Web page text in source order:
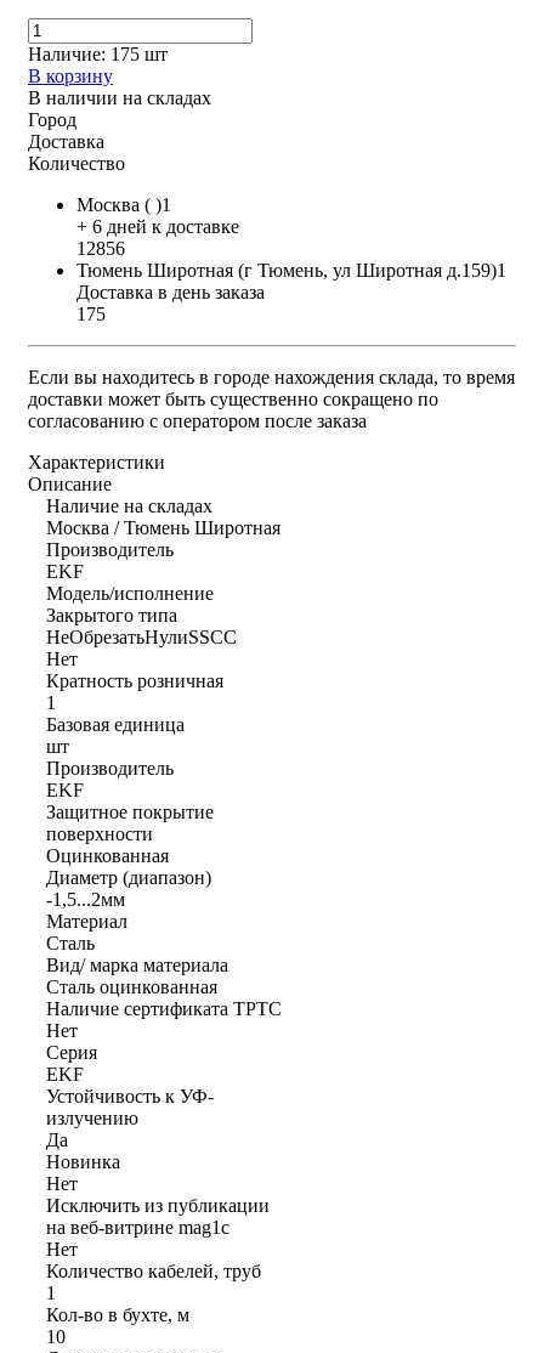
Наличие: 175 шт
В корзину
В наличии на складах
Город
Доставка
Количество
Москва ( )1
+ 6 дней к доставке
12856
Тюмень Широтная (г Тюмень, ул Широтная д.159)1
Доставка в день заказа
175
Если вы находитесь в городе нахождения склада, то время
доставки может быть существенно сокращено по
согласованию с оператором после заказа
Характеристики
Описание
Наличие на складах
Москва / Тюмень Широтная
Производитель
EKF
Модель/исполнение
Закрытого типа
НеОбрезатьНулиSSCC
Нет
Кратность розничная
1
Базовая единица
шт
Производитель
EKF
Защитное покрытие
поверхности
Оцинкованная
Диаметр (диапазон)
-1,5...2мм
Материал
Сталь
Вид/ марка материала
Сталь оцинкованная
Наличие сертификата ТРТС
Нет
Серия
EKF
Устойчивость к УФ-
излучению
Да
Новинка
Нет
Исключить из публикации
на веб-витрине mag1c
Нет
Количество кабелей, труб
1
Кол-во в бухте, м
10